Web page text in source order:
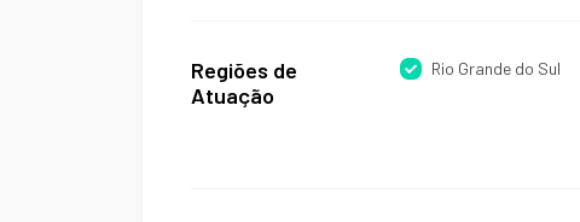
Regiões de
Atuação
Rio Grande do Sul